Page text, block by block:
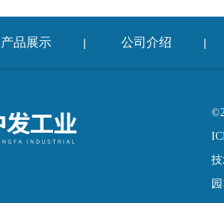
产品展示 | 公司介绍 |